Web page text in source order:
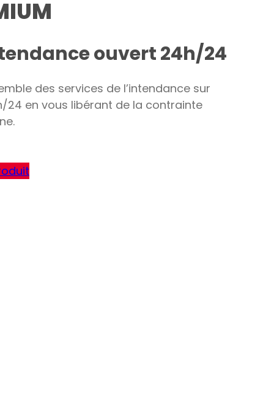
ouvert 24h/24
des services de l’intendance sur
24 en vous libérant de la contrainte